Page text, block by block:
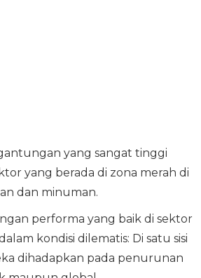
yang sangat tinggi
yang berada di zona merah di
dan minuman.
performa yang baik di sektor
kondisi dilematis: Di satu sisi
dihadapkan pada penurunan